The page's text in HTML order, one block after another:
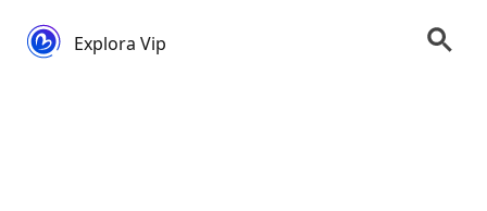
Explora Vip